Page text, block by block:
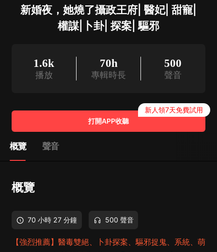
新婚夜，她燒了攝政王府| 醫妃| 甜寵|
權謀|卜卦| 探案| 驅邪
1.6k
播放
70h
專輯時長
500
聲音
打開APP收聽
新人領7天免費試用
概覽 聲音
概覽
70 小時 27 分鐘 500 聲音
【強烈推薦】醫毒雙絕、卜卦探案、驅邪捉鬼、系統、萌